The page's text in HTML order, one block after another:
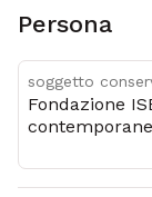
Persona
soggetto
Fondazione